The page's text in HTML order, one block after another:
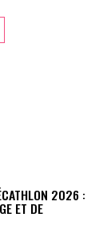
2026 :
ET DE